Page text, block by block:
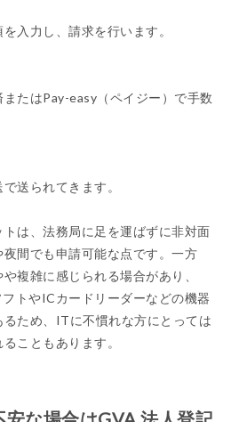
入力し、請求を行います。
たはPay-easy（ペイジー）で手数
送られてきます。
は、法務局に足を運ばずに非対面
間でも申請可能な点です。一方
複雑に感じられる場合があり、
トやICカードリーダーなどの機器
ため、ITに不慣れな方にとっては
こともあります。